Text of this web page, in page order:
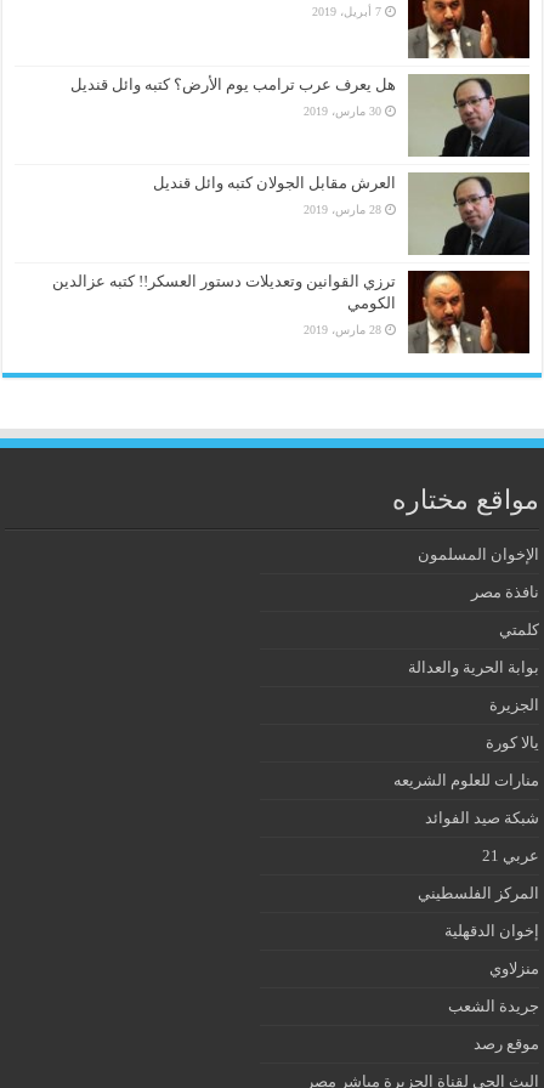
7 أبريل، 2019
هل يعرف عرب ترامب يوم الأرض؟ كتبه وائل قنديل
30 مارس، 2019
العرش مقابل الجولان كتبه وائل قنديل
28 مارس، 2019
ترزي القوانين وتعديلات دستور العسكر!! كتبه عزالدين
الكومي
28 مارس، 2019
مواقع مختاره
الإخوان المسلمون
نافذة مصر
كلمتي
بوابة الحرية والعدالة
الجزيرة
يالا كورة
منارات للعلوم الشريعه
شبكة صيد الفوائد
عربي 21
المركز الفلسطيني
إخوان الدقهلية
منزلاوي
جريدة الشعب
موقع رصد
البث الحى لقناة الجزيرة مباشر مصر